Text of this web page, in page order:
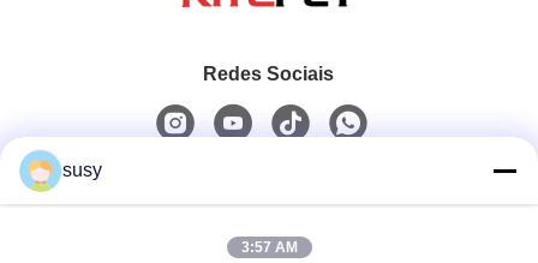
Redes Sociais
susy
3:57 AM